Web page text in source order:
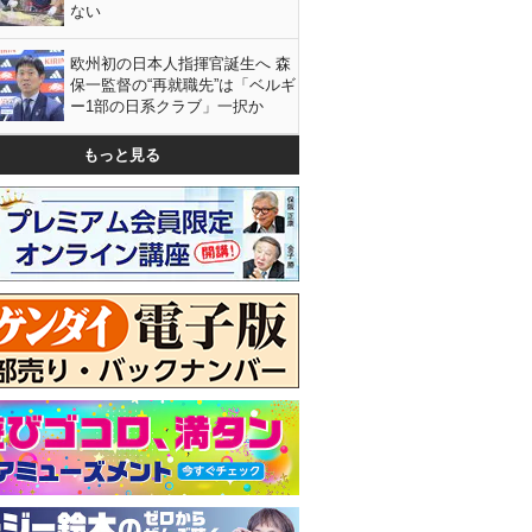
ない
欧州初の日本人指揮官誕生へ 森
保一監督の“再就職先”は「ベルギ
ー1部の日系クラブ」一択か
もっと見る